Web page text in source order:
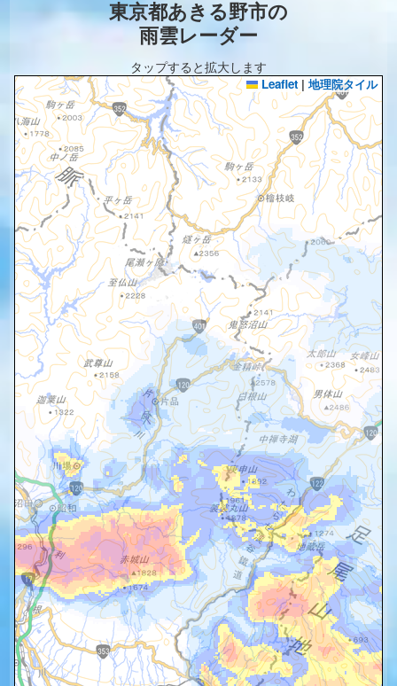
東京都あきる野市の
雨雲レーダー
タップすると拡大します
Leaflet | 地理院タイル